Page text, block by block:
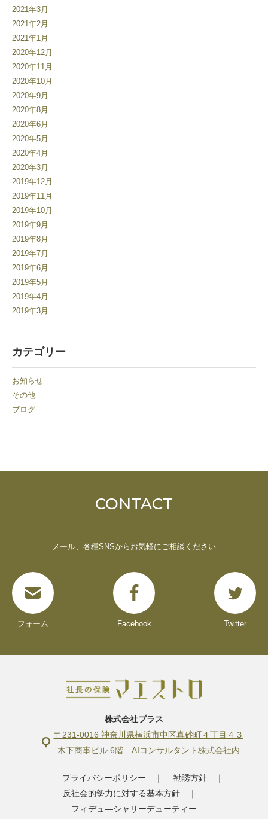
2021年3月
2021年2月
2021年1月
2020年12月
2020年11月
2020年10月
2020年9月
2020年8月
2020年6月
2020年5月
2020年4月
2020年3月
2019年12月
2019年11月
2019年10月
2019年9月
2019年8月
2019年7月
2019年6月
2019年5月
2019年4月
2019年3月
カテゴリー
お知らせ
その他
ブログ
CONTACT
メール、各種SNSからお気軽にご相談ください
フォーム Facebook Twitter
株式会社プラス
〒231-0016 神奈川県横浜市中区真砂町４丁目４３
木下商事ビル 6階 AIコンサルタント株式会社内
プライバシーポリシー ｜ 勧誘方針 ｜
反社会的勢力に対する基本方針 ｜
フィデュ―シャリーデューティー